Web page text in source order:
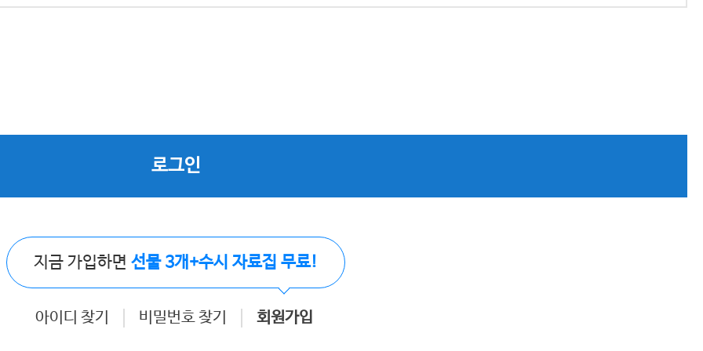
로그인
지금 가입하면 선물 3개+수시 자료집 무료!
아이디 찾기 비밀번호 찾기 회원가입